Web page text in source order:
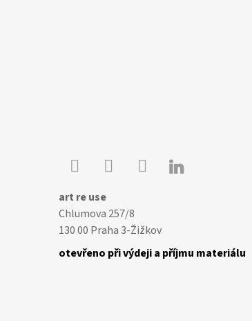

art re use
Chlumova 257/8
130 00 Praha 3-Žižkov
otevřeno při výdeji a příjmu materiálu